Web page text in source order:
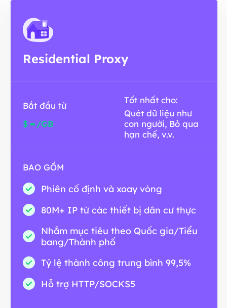
Residential Proxy
Bắt đầu từ
$- /GB
Tốt nhất cho:
Quét dữ liệu như
con người, Bỏ qua
hạn chế, v.v.
BAO GỒM
Phiên cố định và xoay vòng
80M+ IP từ các thiết bị dân cư thực
Nhắm mục tiêu theo Quốc gia/Tiểu
bang/Thành phố
Tỷ lệ thành công trung bình 99,5%
Hỗ trợ HTTP/SOCKS5